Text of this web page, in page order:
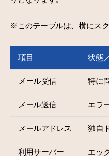
※このテーブルは、横にスク
項目 状態
メール受信 特に
メール送信 エラ
メールアドレス 独自
利用サーバー エッ